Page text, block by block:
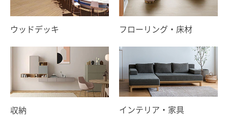
ウッドデッキ フローリング・床材
収納 インテリア・家具